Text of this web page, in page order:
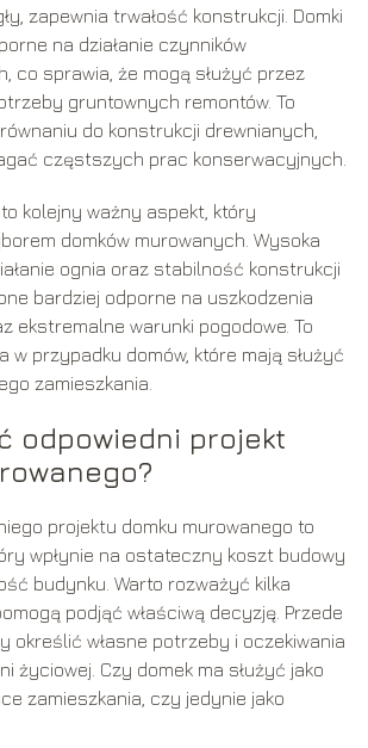
zapewnia trwałość konstrukcji. Domki
na działanie czynników
co sprawia, że mogą służyć przez
gruntownych remontów. To
do konstrukcji drewnianych,
częstszych prac konserwacyjnych.
kolejny ważny aspekt, który
domków murowanych. Wysoka
ognia oraz stabilność konstrukcji
bardziej odporne na uszkodzenia
ekstremalne warunki pogodowe. To
w przypadku domów, które mają służyć
zamieszkania.
odpowiedni projekt
projektu domku murowanego to
wpłynie na ostateczny koszt budowy
budynku. Warto rozważyć kilka
podjąć właściwą decyzję. Przede
określić własne potrzeby i oczekiwania
życiowej. Czy domek ma służyć jako
zamieszkania, czy jedynie jako